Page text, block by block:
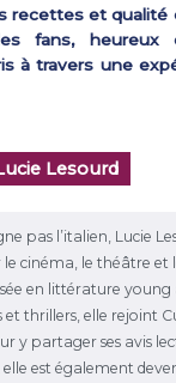
recettes et qualité
fans, heureux
à travers une
Lesourd
pas l’italien, Lucie
cinéma, le théâtre et
en littérature
et thrillers, elle rejoint
y partager ses avis
est également